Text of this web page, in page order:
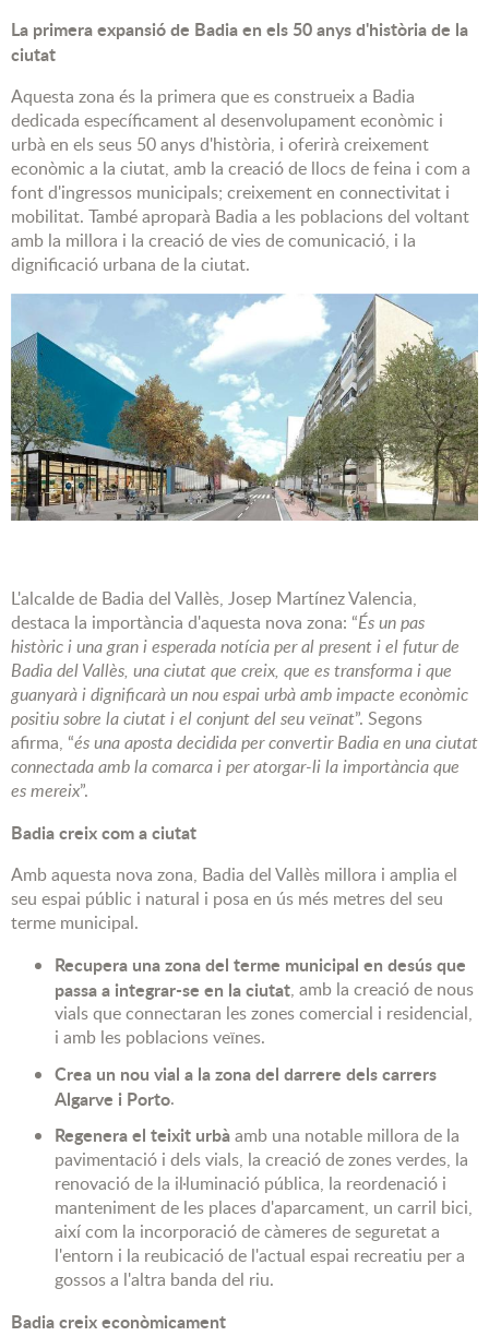
La primera expansió de Badia en els 50 anys d'història de la
ciutat
Aquesta zona és la primera que es construeix a Badia
dedicada específicament al desenvolupament econòmic i
urbà en els seus 50 anys d'història, i oferirà creixement
econòmic a la ciutat, amb la creació de llocs de feina i com a
font d'ingressos municipals; creixement en connectivitat i
mobilitat. També aproparà Badia a les poblacions del voltant
amb la millora i la creació de vies de comunicació, i la
dignificació urbana de la ciutat.
L'alcalde de Badia del Vallès, Josep Martínez Valencia,
destaca la importància d'aquesta nova zona: “És un pas
històric i una gran i esperada notícia per al present i el futur de
Badia del Vallès, una ciutat que creix, que es transforma i que
guanyarà i dignificarà un nou espai urbà amb impacte econòmic
positiu sobre la ciutat i el conjunt del seu veïnat”. Segons
afirma, “és una aposta decidida per convertir Badia en una ciutat
connectada amb la comarca i per atorgar-li la importància que
es mereix”.
Badia creix com a ciutat
Amb aquesta nova zona, Badia del Vallès millora i amplia el
seu espai públic i natural i posa en ús més metres del seu
terme municipal.
Recupera una zona del terme municipal en desús que
passa a integrar-se en la ciutat, amb la creació de nous
vials que connectaran les zones comercial i residencial,
i amb les poblacions veïnes.
Crea un nou vial a la zona del darrere dels carrers
Algarve i Porto.
Regenera el teixit urbàamb una notable millora de la
pavimentació i dels vials, la creació de zones verdes, la
renovació de la il·luminació pública, la reordenació i
manteniment de les places d'aparcament, un carril bici,
així com la incorporació de càmeres de seguretat a
l'entorn i la reubicació de l'actual espai recreatiu per a
gossos a l'altra banda del riu.
Badia creix econòmicament